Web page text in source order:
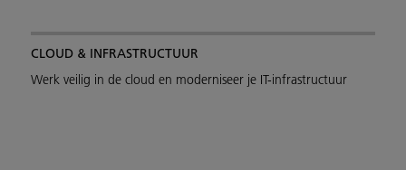
CLOUD & INFRASTRUCTUUR
Werk veilig in de cloud en moderniseer je IT-infrastructuur